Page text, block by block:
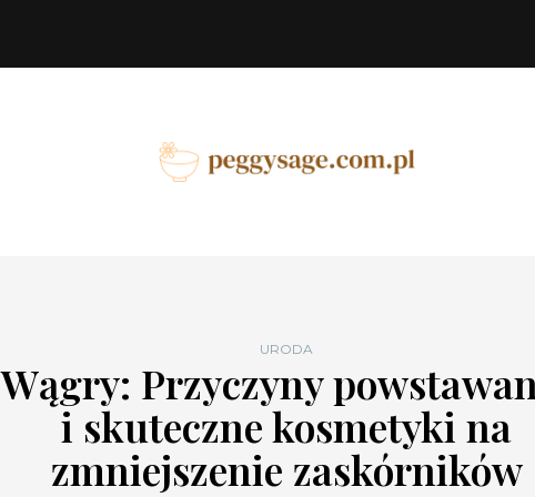
URODA
Wągry: Przyczyny
i skuteczne kosmetyki na
zmniejszenie zaskórników